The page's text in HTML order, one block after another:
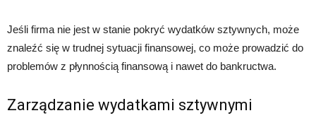
Jeśli firma nie jest w stanie pokryć wydatków sztywnych, może
znaleźć się w trudnej sytuacji finansowej, co może prowadzić do
problemów z płynnością finansową i nawet do bankructwa.
Zarządzanie wydatkami sztywnymi